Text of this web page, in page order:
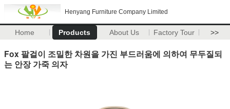
Henyang Furniture Company Limited
Home Products About Us Factory Tour >>
Fox 팔걸이 조밀한 차원을 가진 부드러움에 의하여 무두질되
는 안장 가죽 의자